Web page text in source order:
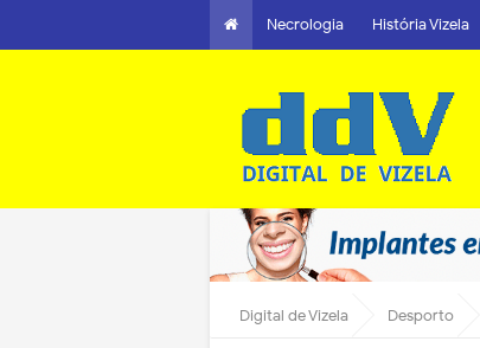
Necrologia História Vizela
Digital de Vizela Desporto